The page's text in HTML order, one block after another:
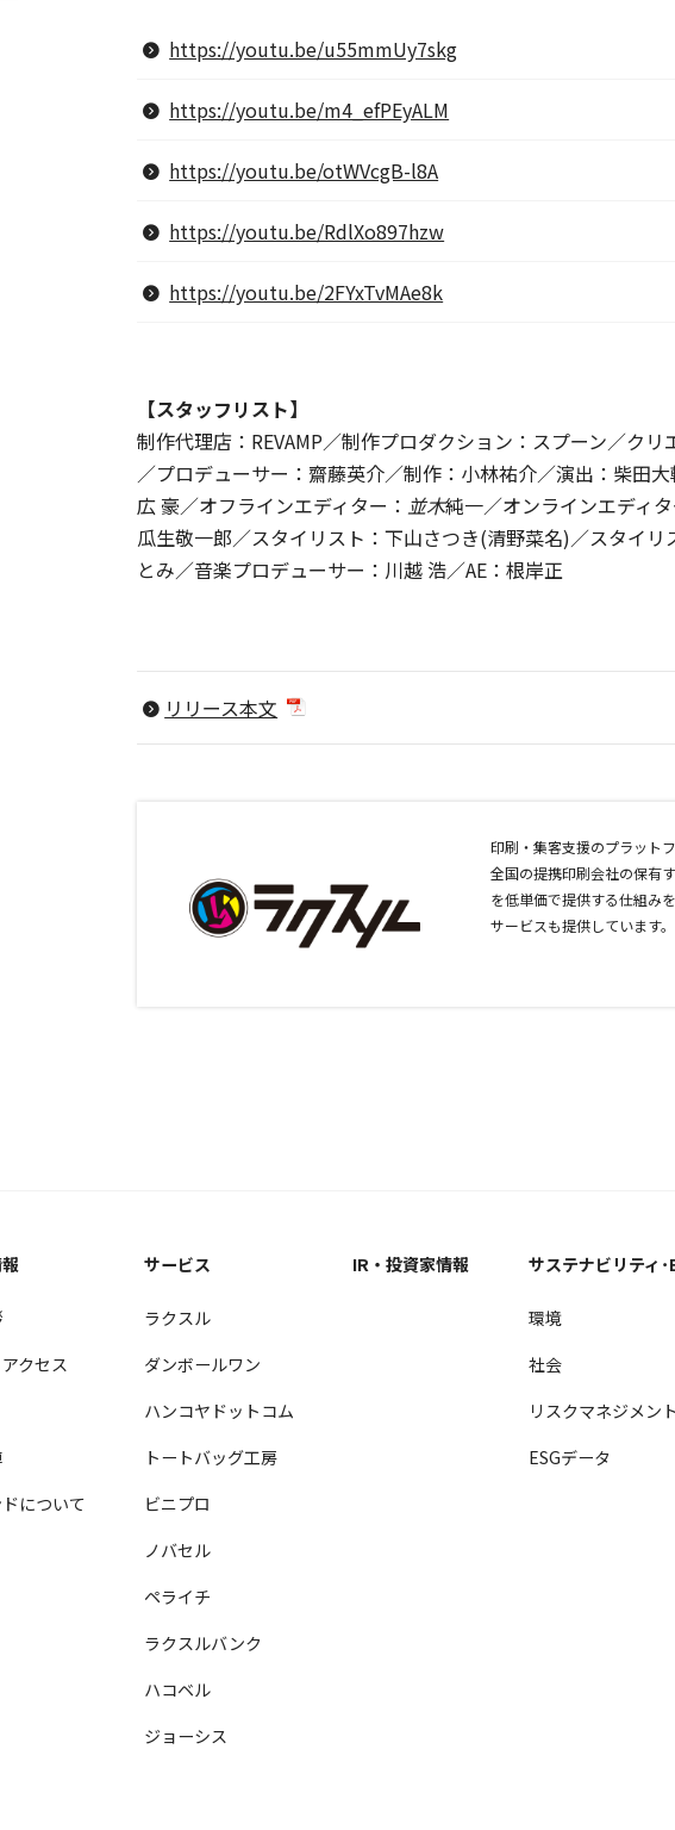
https://youtu.be/u55mmUy7skg
https://youtu.be/m4_efPEyALM
https://youtu.be/otWVcgB-l8A
https://youtu.be/RdlXo897hzw
https://youtu.be/2FYxTvMAe8k
【スタッフリスト】
制作代理店：REVAMP／制作プロダクション：スプーン／ク
／プロデューサー：齋藤英介／制作：小林祐介／演出：柴田
広 豪／オフラインエディター： 並木純一／オンラインエディ
瓜生敬一郎／スタイリスト：下山さつき(清野菜名)／スタイ
とみ／音楽プロデューサー：川越 浩／AE：根岸正
リリース本文
印刷・集客支援のプラット
全国の提携印刷会社の保有
を低単価で提供する仕組み
サービスも提供しています。
クセス
について
サービス
ラクスル
ダンボールワン
ハンコヤドットコム
トートバッグ工房
ビニプロ
ノバセル
ペライチ
ラクスルバンク
ハコベル
ジョーシス
IR・投資家情報 サステナビリティ･
環境
社会
リスクマネジメン
ESGデータ